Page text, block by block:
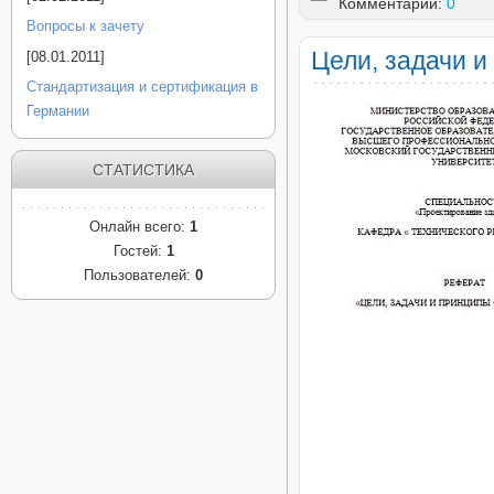
Комментарии: 0
Цели, задачи
Вопросы к зачету
[08.01.2011]
Стандартизация и сертификация в
Германии
СТАТИСТИКА
Онлайн всего: 1
Гостей: 1
Пользователей: 0